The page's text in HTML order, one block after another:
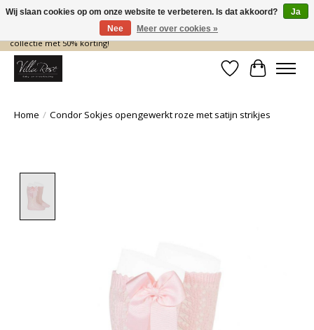
De nieuwe collectie komt eraan… en wij maken ruimte! Shop nu de zomer
collectie met 50% korting!
Verlanglijst
Home / Condor Sokjes opengewerkt roze met satijn strikjes
Wij slaan cookies op om onze website te verbeteren. Is dat akkoord?
Ja
Nee
Meer over cookies »